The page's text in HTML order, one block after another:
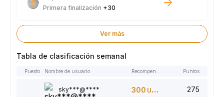
Primera finalización +30
Ver más
Tabla de clasificación semanal
Puesto Nombre de usuario Puntos
sky***@**** 300 USDT 275